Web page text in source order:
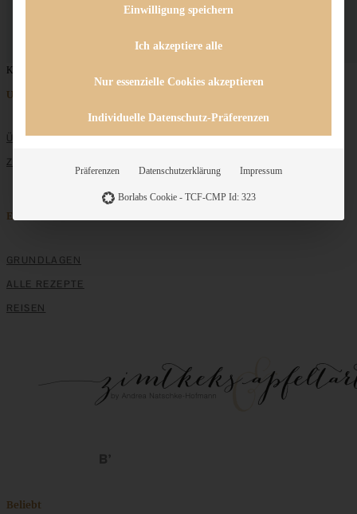
Keine Beiträge gefunden
Unternehmen
ÜBER MICH
ZUSAMMENARBEIT
Entdecken
GRUNDLAGEN
ALLE REZEPTE
REISEN
Beliebt
Einwilligung speichern
Ich akzeptiere alle
Nur essenzielle Cookies akzeptieren
Individuelle Datenschutz-Präferenzen
Präferenzen Datenschutzerklärung Impressum
Borlabs Cookie - TCF-CMP Id: 323